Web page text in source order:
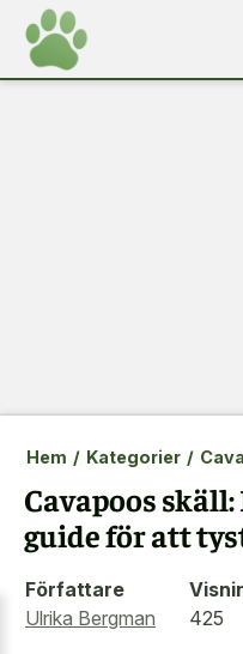
Hem / Kategorier /
Cavapoos
guide för att
Författare
Ulrika Bergman
425